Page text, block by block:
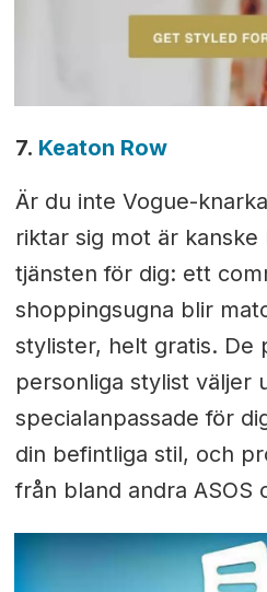
7. Keaton Row
Är du inte Vogue-
riktar sig mot är kanske
tjänsten för dig: ett
shoppingsugna blir
stylister, helt gratis. De
personliga stylist väljer
specialanpassade för
din befintliga stil, och
från bland andra ASOS